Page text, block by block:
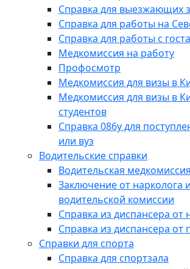
Справка для выезжающих
Справка для работы на
Справка для работы с
Медкомиссия на работу
Профосмотр
Медкомиссия для визы в
Медкомиссия для визы в
студентов
Справка 086у для
или вуз
Водительские справки
Водительская медкомиссия
Заключение от нарколога
водительской комиссии
Справка из диспансера от
Справка из диспансера от
Справки для спорта
Справка для спортзала